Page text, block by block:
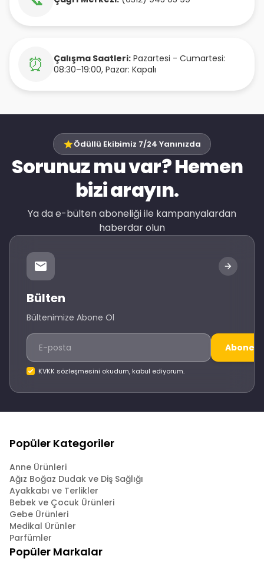
⏰ Çalışma Saatleri: Pazartesi - Cumartesi:
08:30–19:00, Pazar: Kapalı
Ödüllü Ekibimiz 7/24 Yanınızda
Sorunuz mu var? Hemen
bizi arayın.
Ya da e-bülten aboneliği ile kampanyalardan
haberdar olun
Bülten
Bültenimize Abone Ol
Abone
KVKK sözleşmesini okudum, kabul ediyorum.
Popüler Kategoriler
Anne Ürünleri
Ağız Boğaz Dudak ve Diş Sağlığı
Ayakkabı ve Terlikler
Bebek ve Çocuk Ürünleri
Gebe Ürünleri
Medikal Ürünler
Parfümler
Popüler Markalar